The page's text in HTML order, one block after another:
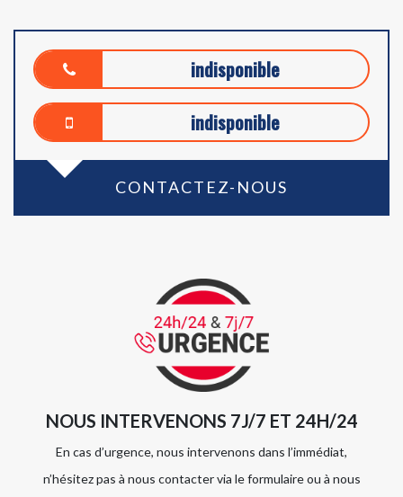
indisponible
indisponible
CONTACTEZ-NOUS
NOUS INTERVENONS 7J/7 ET 24H/24
En cas d’urgence, nous intervenons dans l’immédiat,
n’hésitez pas à nous contacter via le formulaire ou à nous